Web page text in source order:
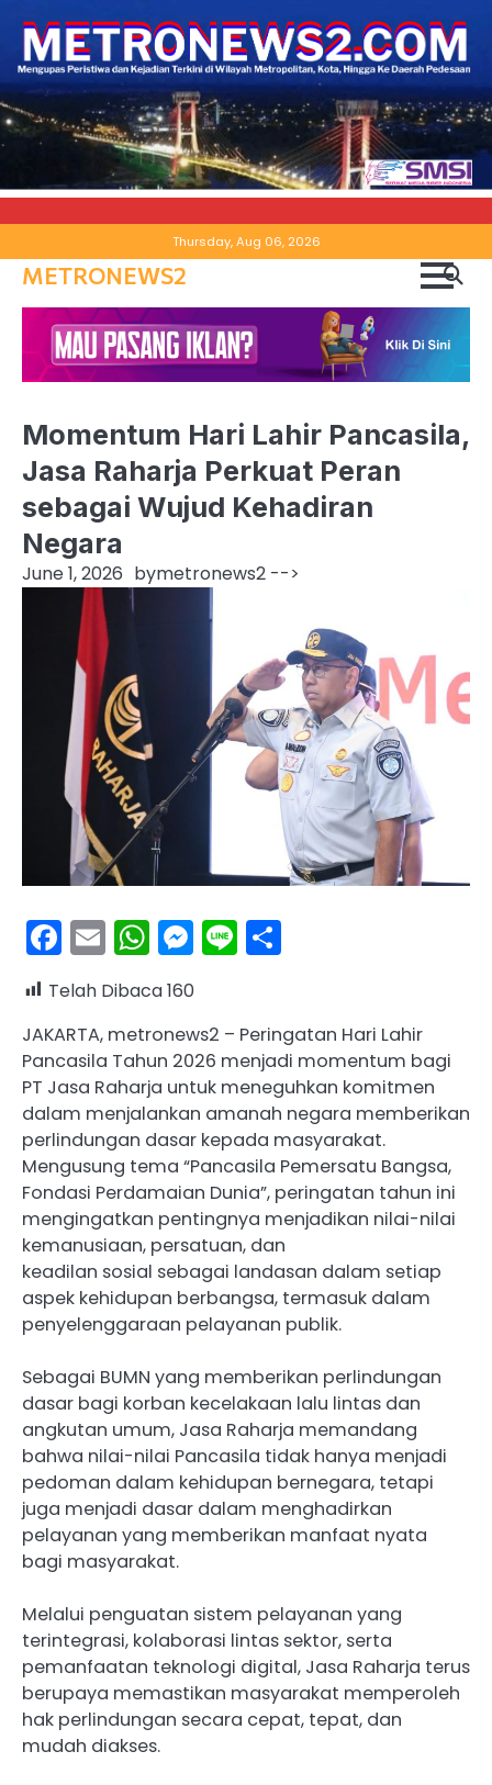
to
content
Thursday, Aug 06, 2026
METRONEWS2
Momentum Hari Lahir Pancasila,
Jasa Raharja Perkuat Peran
sebagai Wujud Kehadiran
Negara
June 1, 2026 bymetronews2 -->
Facebook
EmailWhatsApp
Messenger
Line
Telah Dibaca160
JAKARTA, metronews2 – Peringatan Hari Lahir
Pancasila Tahun 2026 menjadi momentum bagi
PT Jasa Raharja untuk meneguhkan komitmen
dalam menjalankan amanah negara memberikan
perlindungan dasar kepada masyarakat.
Mengusung tema “Pancasila Pemersatu Bangsa,
Fondasi Perdamaian Dunia”, peringatan tahun ini
mengingatkan pentingnya menjadikan nilai-nilai
kemanusiaan, persatuan, dan
keadilan sosial sebagai landasan dalam setiap
aspek kehidupan berbangsa, termasuk dalam
penyelenggaraan pelayanan publik.
Sebagai BUMN yang memberikan perlindungan
dasar bagi korban kecelakaan lalu lintas dan
angkutan umum, Jasa Raharja memandang
bahwa nilai-nilai Pancasila tidak hanya menjadi
pedoman dalam kehidupan bernegara, tetapi
juga menjadi dasar dalam menghadirkan
pelayanan yang memberikan manfaat nyata
bagi masyarakat.
Melalui penguatan sistem pelayanan yang
terintegrasi, kolaborasi lintas sektor, serta
pemanfaatan teknologi digital, Jasa Raharja terus
berupaya memastikan masyarakat memperoleh
hak perlindungan secara cepat, tepat, dan
mudah diakses.